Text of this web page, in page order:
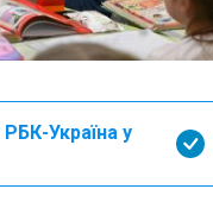
РБК-Україна у